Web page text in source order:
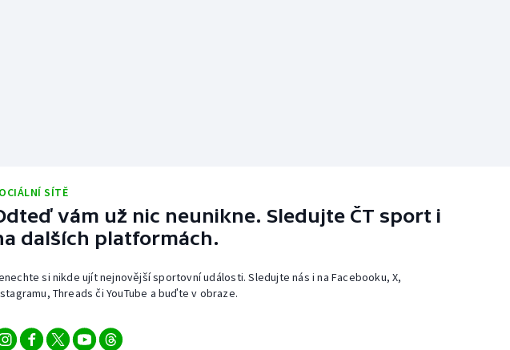
SÍTĚ
vám už nic neunikne. Sledujte ČT sport i
dalších platformách.
si nikde ujít nejnovější sportovní události. Sledujte nás i na Facebooku, X,
Threads či YouTube a buďte v obraze.